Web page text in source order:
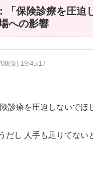
「保険診療を圧迫
への影響
金) 19:45:17
診療を圧迫しないでほ
だし 人手も足りてない